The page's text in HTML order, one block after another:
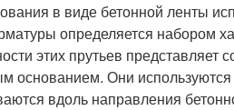
в виде бетонной ленты
определяется набором
этих прутьев
основанием. Они
вдоль направления